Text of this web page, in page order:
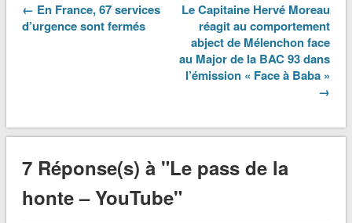
← En France, 67 services
d’urgence sont fermés
Le Capitaine Hervé Moreau
réagit au comportement
abject de Mélenchon face
au Major de la BAC 93 dans
l’émission « Face à Baba »
→
7 Réponse(s) à "Le pass de la
honte – YouTube"